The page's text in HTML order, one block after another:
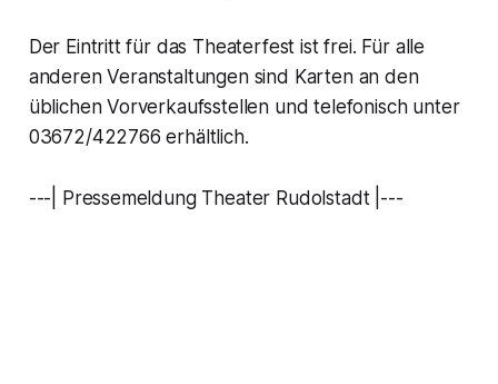
Der Eintritt für das Theaterfest ist frei. Für alle
anderen Veranstaltungen sind Karten an den
üblichen Vorverkaufsstellen und telefonisch unter
03672/422766 erhältlich.
---| Pressemeldung Theater Rudolstadt |---